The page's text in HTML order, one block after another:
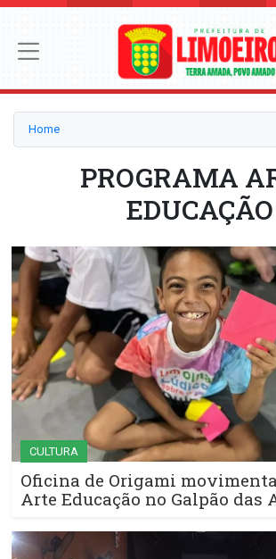
Home
PROGRAMA
EDUCAÇÃO
CULTURA
Oficina de Origami
Arte Educação no Galpão das